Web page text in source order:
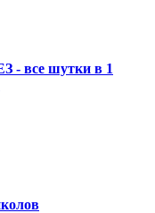
- все шутки в 1